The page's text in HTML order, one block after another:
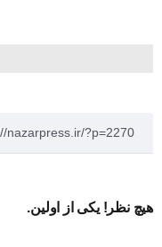
هیچ نظر! یکی از اولین.